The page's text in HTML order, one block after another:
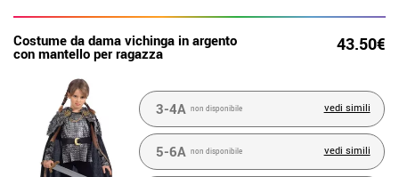
Costume da dama vichinga in argento
con mantello per ragazza 43.50€
3-4A non disponibile vedi simili
5-6A non disponibile vedi simili